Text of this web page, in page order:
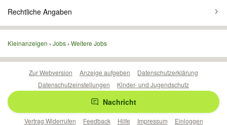
Rechtliche Angaben
Kleinanzeigen Jobs Weitere Jobs
Nachricht
Zur Webversion Anzeige aufgeben
Datenschutzerklärung
Datenschutzeinstellungen
Kinder- und Jugendschutz
Barrierefreiheitserklärung
Vertrag Widerrufen
Feedback Hilfe Impressum Einloggen